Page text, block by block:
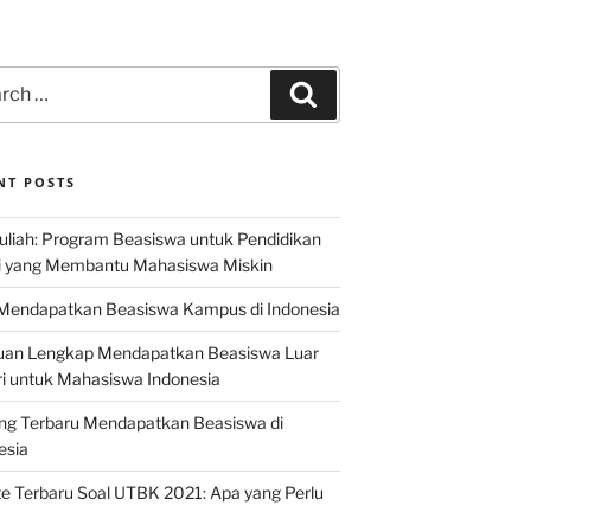
POSTS
Program Beasiswa untuk Pendidikan
yang Membantu Mahasiswa Miskin
Beasiswa Kampus di Indonesia
Lengkap Mendapatkan Beasiswa Luar
untuk Mahasiswa Indonesia
Terbaru Mendapatkan Beasiswa di
Terbaru Soal UTBK 2021: Apa yang Perlu